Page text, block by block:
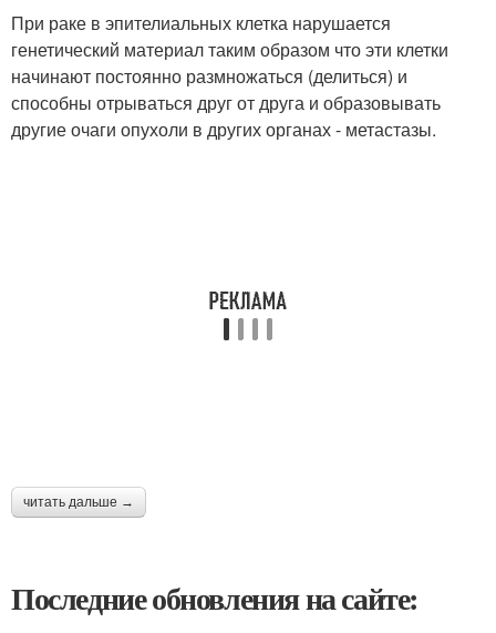
При раке в эпителиальных клетка нарушается
генетический материал таким образом что эти клетки
начинают постоянно размножаться (делиться) и
способны отрываться друг от друга и образовывать
другие очаги опухоли в других органах - метастазы.
читать дальше →
Последние обновления на сайте: